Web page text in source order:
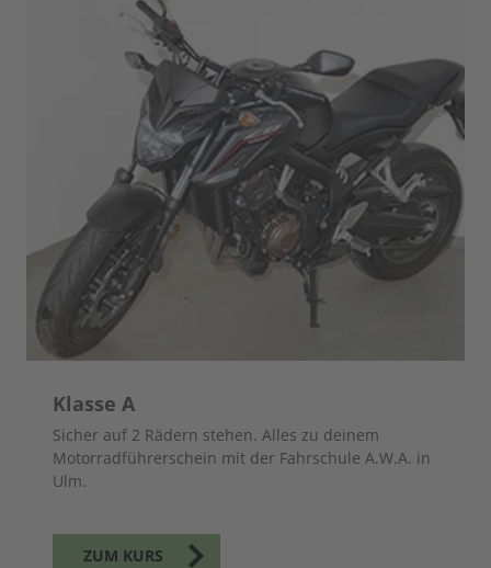
Klasse A
Sicher auf 2 Rädern stehen. Alles zu deinem
Motorradführerschein mit der Fahrschule A.W.A. in
Ulm.
ZUM KURS